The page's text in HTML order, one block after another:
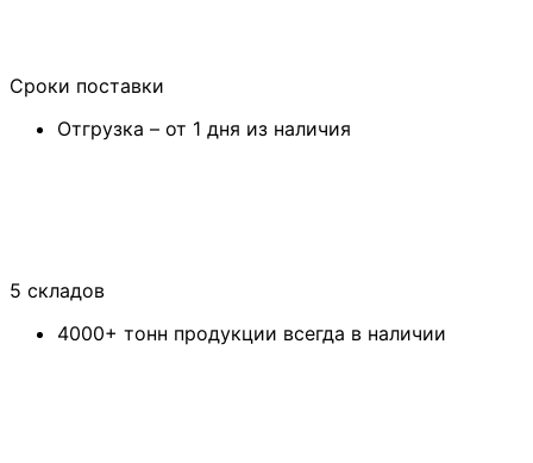
Сроки поставки
Отгрузка – от 1 дня из наличия
5 складов
4000+ тонн продукции всегда в наличии